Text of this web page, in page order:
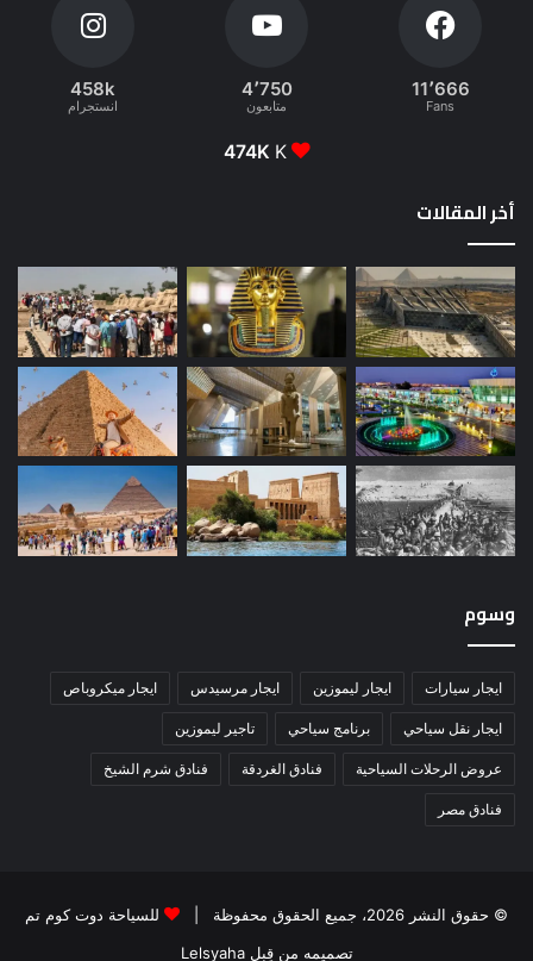
11٬666
Fans
4٬750
متابعون
458k
انستجرام
474K K
أخر المقالات
وسوم
ايجار سيارات ايجار ليموزين ايجار مرسيدس ايجار ميكروباص
ايجار نقل سياحي برنامج سياحي تاجير ليموزين
عروض الرحلات السياحية فنادق الغردقة فنادق شرم الشيخ
فنادق مصر
© حقوق النشر 2026، جميع الحقوق محفوظة |
للسياحة دوت كوم تم
تصميمه من قِبل Lelsyaha